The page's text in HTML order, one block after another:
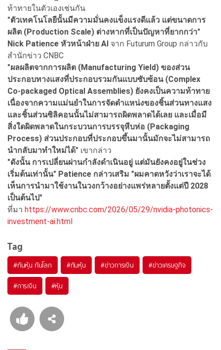
ท้าทายในตัวเองเช่นกัน
"ตัวเทคโนโลยีนั้นมีความมั่นคงแข็งแรงดีแล้ว แต่ขนาดการ
ผลิต (Production Scale) ต่างหากที่เป็นปัญหาที่ยากกว่า"
Nick Patience หัวหน้าฝ่าย AI จาก Futurum Group กล่าวกับ
สำนักข่าว CNBC
"ผลผลิตจากการผลิต (Manufacturing Yield) ของส่วน
ประกอบทางแสงที่ประกอบรวมกันแบบซับซ้อน (Complex
Co-packaged Optical Assemblies) ยังคงเป็นความท้าทาย
เนื่องจากความแม่นยำในการจัดตำแหน่งของชิ้นส่วนทางแสง
และชิ้นส่วนซิลิคอนนั้นไม่สามารถผิดพลาดได้เลย และเมื่อมี
สิ่งใดผิดพลาดในกระบวนการบรรจุหีบห่อ (Packaging
Process) ส่วนประกอบที่ประกอบขึ้นมานั้นมักจะไม่สามารถ
นำกลับมาทำใหม่ได้" เขากล่าว
"ดังนั้น การเปลี่ยนผ่านกำลังดำเนินอยู่ แต่มันยังคงอยู่ในช่วง
เริ่มต้นเท่านั้น" Patience กล่าวเสริม "ผมคาดหวังว่าเราจะได้
เห็นการนำมาใช้งานในวงกว้างอย่างแพร่หลายตั้งแต่ปี 2028
เป็นต้นไป"
ที่มา https://www.cnbc.com/2026/05/29/nvidia-photonics-
investment-ai.html
Tag
#ทันหุ้น ทันโลก #ทันหุ้น #ข่าวการเงิน #ข่าวเศรษฐกิจ
#การเงิน #หุ้น